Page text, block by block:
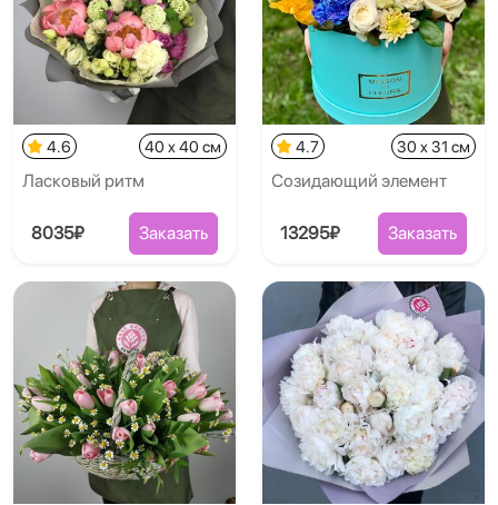
4.6 40 x 40 см
Ласковый ритм
8035₽ Заказать
4.7 30 x 31 см
Созидающий элемент
13295₽ Заказать